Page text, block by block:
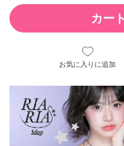
カー
お気に入りに追加